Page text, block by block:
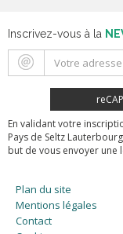
Inscrivez-vous à la
En validant votre
Pays de Seltz
but de vous envoyer
Plan du site
Mentions légales
Contact